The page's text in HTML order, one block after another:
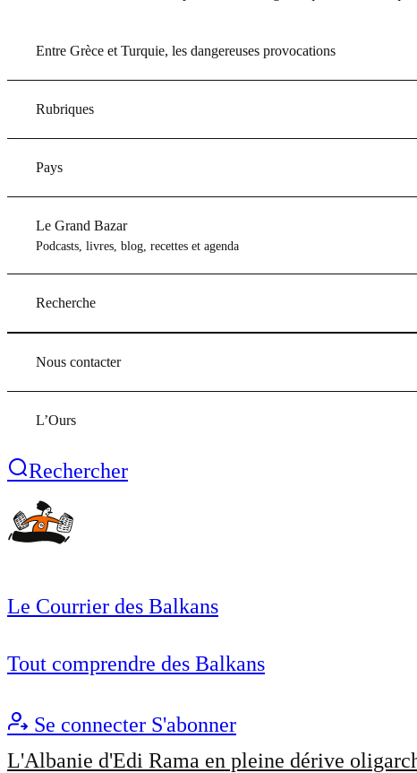
Entre Grèce et Turquie, les dangereuses provocations
Rubriques
Pays
Le Grand Bazar
Podcasts, livres, blog, recettes et agenda
Recherche
Nous contacter
L’Ours
Rechercher
Le Courrier des Balkans
Tout comprendre des Balkans
Se connecter S'abonner
L'Albanie d'Edi Rama en pleine dérive